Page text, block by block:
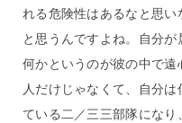
れる危険性はあるなと思
と思うんですよね。自分
何かというのが彼の中で
人だけじゃなくて、自分
ている二／三三部隊にな